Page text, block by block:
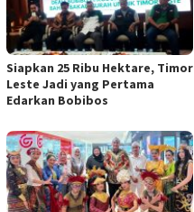
Siapkan 25 Ribu Hektare, Timor
Leste Jadi yang Pertama
Edarkan Bobibos